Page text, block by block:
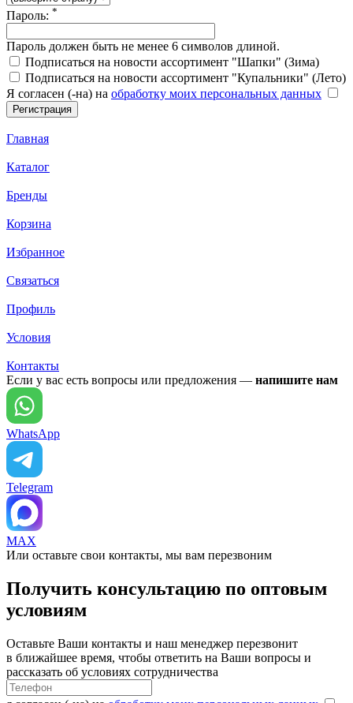
Пароль: *
Пароль должен быть не менее 6 символов длиной.
Подписаться на новости ассортимент "Шапки" (Зима)
Подписаться на новости ассортимент "Купальники" (Лето)
Я согласен (-на) на обработку моих персональных данных
Главная
Каталог
Бренды
Корзина
Избранное
Связаться
Профиль
Условия
Контакты
Если у вас есть вопросы или предложения — напишите нам
WhatsApp
Telegram
MAX
Или оставьте свои контакты, мы вам перезвоним
Получить консультацию по оптовым
условиям
Оставьте Ваши контакты и наш менеджер перезвонит
в ближайшее время, чтобы ответить на Ваши вопросы и
рассказать об условиях сотрудничества